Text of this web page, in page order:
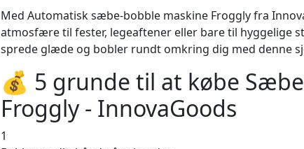
Med Automatisk sæbe-bobble maskine Froggly fra
atmosfære til fester, legeaftener eller bare til hyggelige
sprede glæde og bobler rundt omkring dig med denne
💰 5 grunde til at købe
Froggly - InnovaGoods
1